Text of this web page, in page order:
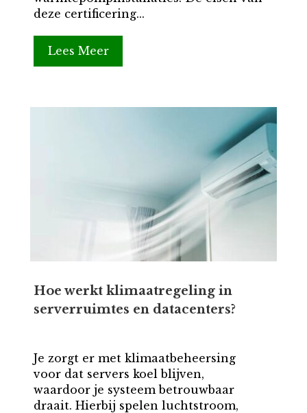
deze certificering...
Lees Meer
Hoe werkt klimaatregeling in
serverruimtes en datacenters?
Je zorgt er met klimaatbeheersing
voor dat servers koel blijven,
waardoor je systeem betrouwbaar
draait. Hierbij spelen luchtstroom,